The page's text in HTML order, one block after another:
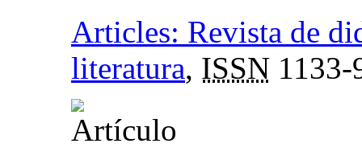
Articles: Revista de
literatura, ISSN